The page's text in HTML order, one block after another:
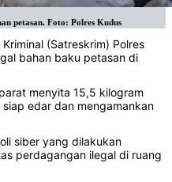
petasan. Foto: Polres Kudus
(Satreskrim) Polres
bahan baku petasan di
menyita 15,5 kilogram
edar dan mengamankan
siber yang dilakukan
perdagangan ilegal di ruang